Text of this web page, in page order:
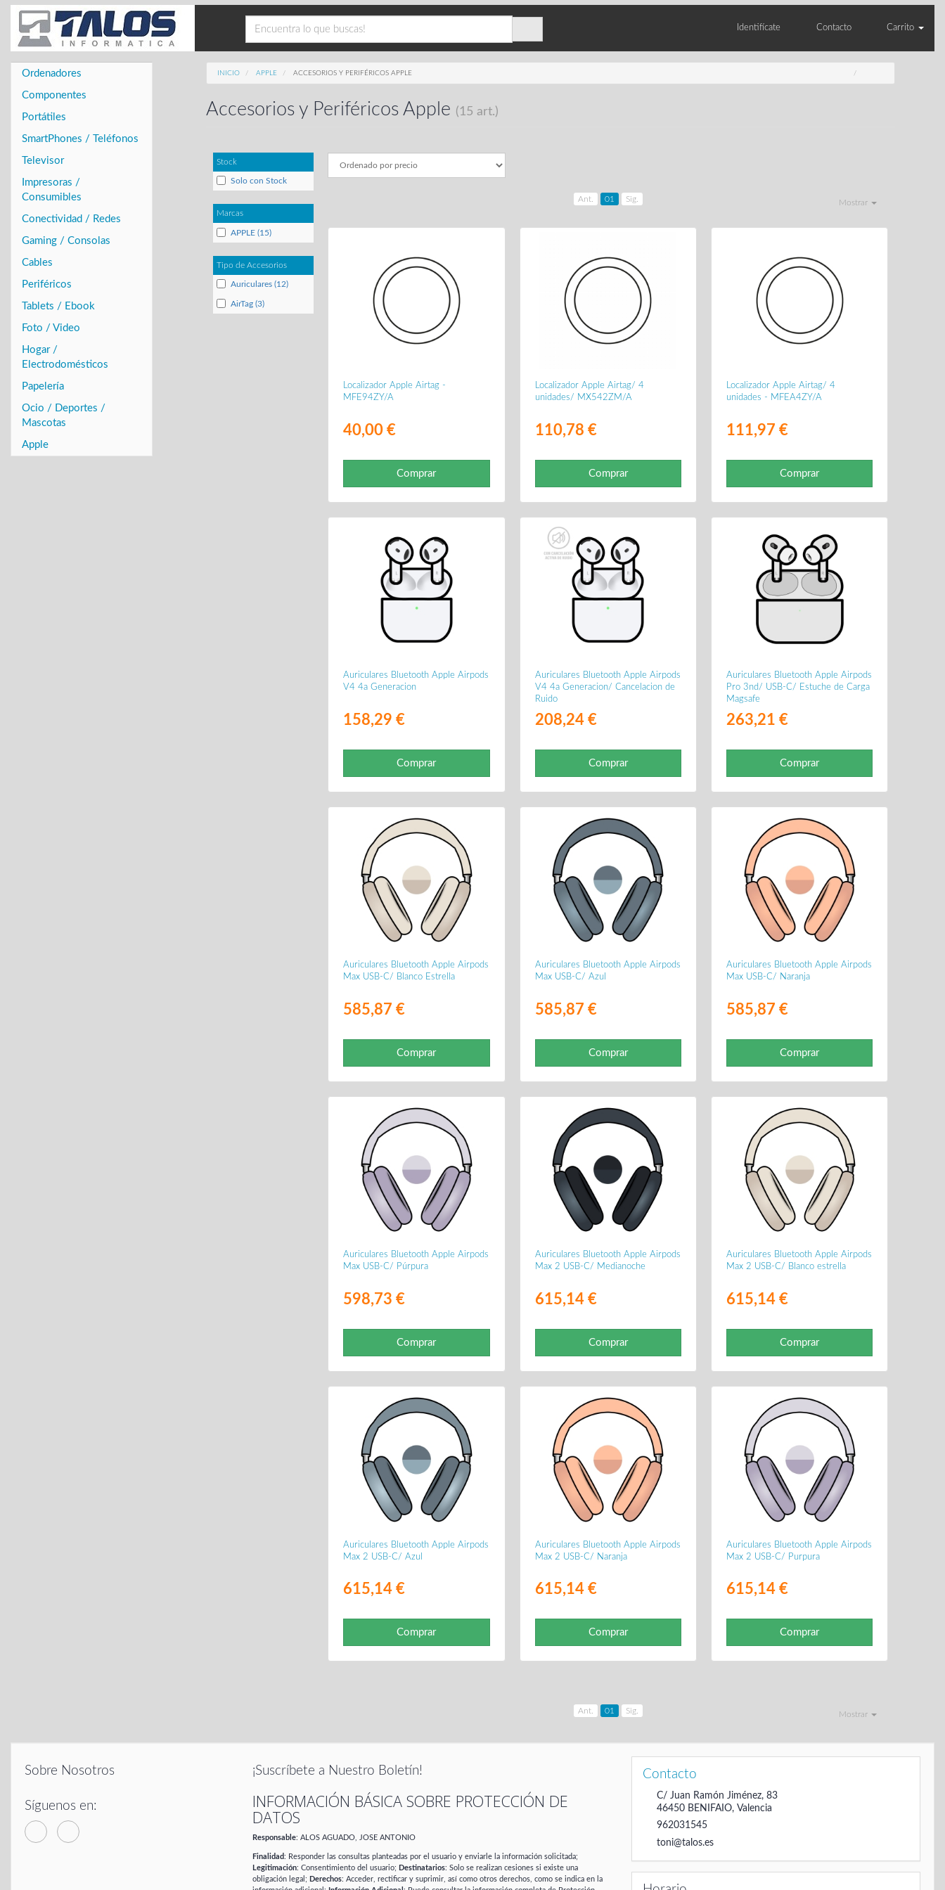
Identifícate Contacto Carrito
Ordenadores
Componentes
Portátiles
SmartPhones / Teléfonos
Televisor
Impresoras /
Consumibles
Conectividad / Redes
Gaming / Consolas
Cables
Periféricos
Tablets / Ebook
Foto / Video
Hogar /
Electrodomésticos
Papelería
Ocio / Deportes /
Mascotas
Apple
INICIO APPLE ACCESORIOS Y PERIFÉRICOS APPLE
Accesorios y Periféricos Apple (15 art.)
Stock
Solo con Stock
Marcas
APPLE (15)
Tipo de Accesorios
Auriculares (12)
AirTag (3)
Ant. 01 Sig. Mostrar
Localizador Apple Airtag -
MFE94ZY/A
40,00 €
Comprar
Localizador Apple Airtag/ 4
unidades/ MX542ZM/A
110,78 €
Comprar
Localizador Apple Airtag/ 4
unidades - MFEA4ZY/A
111,97 €
Comprar
Auriculares Bluetooth Apple Airpods
V4 4a Generacion
158,29 €
Comprar
Auriculares Bluetooth Apple Airpods
V4 4a Generacion/ Cancelacion de
Ruido
208,24 €
Comprar
Auriculares Bluetooth Apple Airpods
Pro 3nd/ USB-C/ Estuche de Carga
Magsafe
263,21 €
Comprar
Auriculares Bluetooth Apple Airpods
Max USB-C/ Blanco Estrella
585,87 €
Comprar
Auriculares Bluetooth Apple Airpods
Max USB-C/ Azul
585,87 €
Comprar
Auriculares Bluetooth Apple Airpods
Max USB-C/ Naranja
585,87 €
Comprar
Auriculares Bluetooth Apple Airpods
Max USB-C/ Púrpura
598,73 €
Comprar
Auriculares Bluetooth Apple Airpods
Max 2 USB-C/ Medianoche
615,14 €
Comprar
Auriculares Bluetooth Apple Airpods
Max 2 USB-C/ Blanco estrella
615,14 €
Comprar
Auriculares Bluetooth Apple Airpods
Max 2 USB-C/ Azul
615,14 €
Comprar
Auriculares Bluetooth Apple Airpods
Max 2 USB-C/ Naranja
615,14 €
Comprar
Auriculares Bluetooth Apple Airpods
Max 2 USB-C/ Purpura
615,14 €
Comprar
Ant. 01 Sig. Mostrar
Sobre Nosotros
Síguenos en:
¡Suscríbete a Nuestro Boletín!
INFORMACIÓN BÁSICA SOBRE PROTECCIÓN DE
DATOS
Responsable: ALOS AGUADO, JOSE ANTONIO
Finalidad: Responder las consultas planteadas por el usuario y enviarle la información solicitada;
Legitimación: Consentimiento del usuario; Destinatarios: Solo se realizan cesiones si existe una
obligación legal; Derechos: Acceder, rectificar y suprimir, así como otros derechos, como se indica en la
Contacto
C/ Juan Ramón Jiménez, 83
46450 BENIFAIO, Valencia
962031545
toni@talos.es